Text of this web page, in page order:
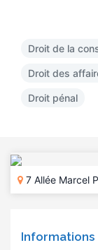
Droit de la
Droit des
Droit pénal
7 Allée Marcel
Informations